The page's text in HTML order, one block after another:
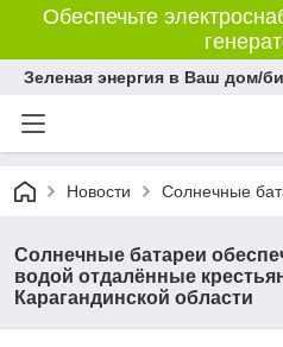
Обеспечьте
Зеленая энергия в Ваш дом/
Новости Солнечные
Солнечные батареи
водой отдалённые
Карагандинской области